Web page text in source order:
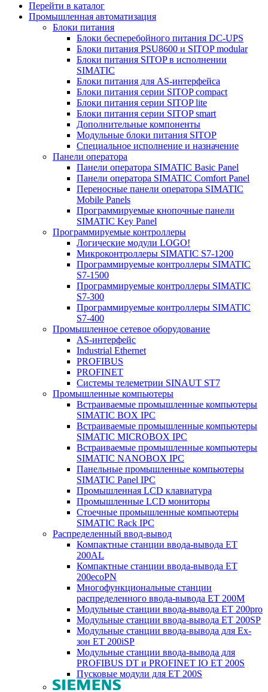
Перейти в каталог
Промышленная автоматизация
Блоки питания
Блоки бесперебойного питания DC-UPS
Блоки питания PSU8600 и SITOP modular
Блоки питания SITOP в исполнении
SIMATIC
Блоки питания для AS-интерфейса
Блоки питания серии SITOP compact
Блоки питания серии SITOP lite
Блоки питания серии SITOP smart
Дополнительные компоненты
Модульные блоки питания SITOP
Специальное исполнение и назначение
Панели оператора
Панели оператора SIMATIC Basic Panel
Панели оператора SIMATIC Comfort Panel
Переносные панели оператора SIMATIC
Mobile Panels
Программируемые кнопочные панели
SIMATIC Key Panel
Программируемые контроллеры
Логические модули LOGO!
Микроконтроллеры SIMATIC S7-1200
Программируемые контроллеры SIMATIC
S7-1500
Программируемые контроллеры SIMATIC
S7-300
Программируемые контроллеры SIMATIC
S7-400
Промышленное сетевое оборудование
AS-интерфейс
Industrial Ethernet
PROFIBUS
PROFINET
Системы телеметрии SINAUT ST7
Промышленные компьютеры
Встраиваемые промышленные компьютеры
SIMATIC BOX IPC
Встраиваемые промышленные компьютеры
SIMATIC MICROBOX IPC
Встраиваемые промышленные компьютеры
SIMATIC NANOBOX IPC
Панельные промышленные компьютеры
SIMATIC Panel IPC
Промышленная LCD клавиатура
Промышленные LCD мониторы
Стоечные промышленные компьютеры
SIMATIC Rack IPC
Распределенный ввод-вывод
Компактные станции ввода-вывода ET
200AL
Компактные станции ввода-вывода ET
200ecoPN
Многофункциональные станции
распределенного ввода-вывода ET 200M
Модульные станции ввода-вывода ET 200pro
Модульные станции ввода-вывода ET 200SP
Модульные станции ввода-вывода для Ex-
зон ET 200iSP
Модульные станции ввода-вывода для
PROFIBUS DT и PROFINET IO ET 200S
Пусковые модули для ET 200S